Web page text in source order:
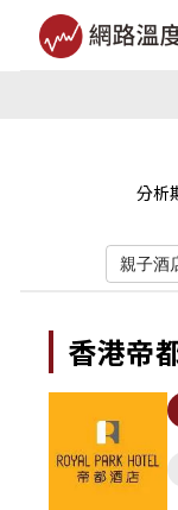
分析
親子酒
香港帝